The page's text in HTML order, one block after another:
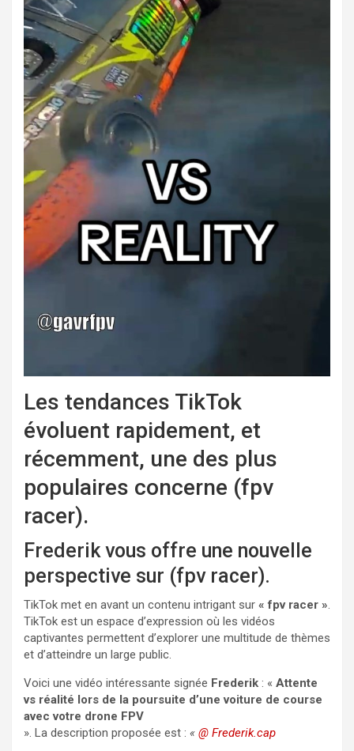
Les tendances TikTok
évoluent rapidement, et
récemment, une des plus
populaires concerne (fpv
racer).
Frederik vous offre une nouvelle
perspective sur (fpv racer).
TikTok met en avant un contenu intrigant sur « fpv racer ».
TikTok est un espace d’expression où les vidéos
captivantes permettent d’explorer une multitude de thèmes
et d’atteindre un large public.
Voici une vidéo intéressante signée Frederik : « Attente
vs réalité lors de la poursuite d’une voiture de course
avec votre drone FPV
». La description proposée est : « @ Frederik.cap